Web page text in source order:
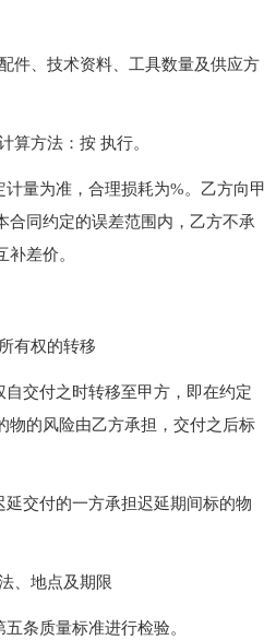
、技术资料、工具数量及供应方
方法：按 执行。
量为准，合理损耗为%。乙方向甲
合同约定的误差范围内，乙方不承
差价。
有权的转移
交付之时转移至甲方，即在约定
物的风险由乙方承担，交付之后标
交付的一方承担迟延期间标的物
、地点及期限
条质量标准进行检验。